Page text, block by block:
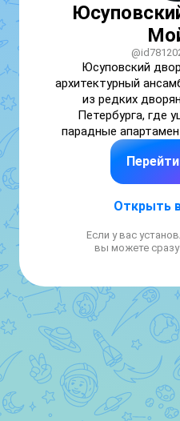
Юсуповский
архитектурный
из редких
Петербурга, где
парадные
галереи,
роскошные жилые
сохранившие
Открыть
Если у вас
вы можете